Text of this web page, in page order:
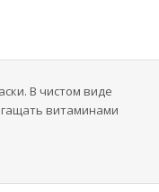
В чистом виде
витаминами